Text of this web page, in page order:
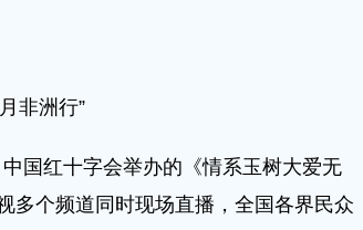
非洲行”
国红十字会举办的《情系玉树大爱无
个频道同时现场直播，全国各界民众